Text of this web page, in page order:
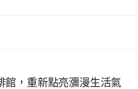
館，重新點亮瀰漫生活氣